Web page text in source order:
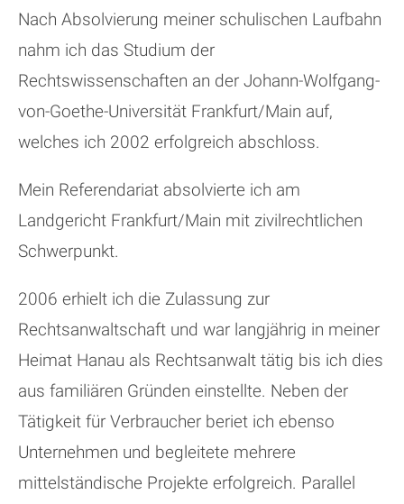
Nach Absolvierung meiner schulischen Laufbahn
nahm ich das Studium der
Rechtswissenschaften an der Johann-Wolfgang-
von-Goethe-Universität Frankfurt/Main auf,
welches ich 2002 erfolgreich abschloss.
Mein Referendariat absolvierte ich am
Landgericht Frankfurt/Main mit zivilrechtlichen
Schwerpunkt.
2006 erhielt ich die Zulassung zur
Rechtsanwaltschaft und war langjährig in meiner
Heimat Hanau als Rechtsanwalt tätig bis ich dies
aus familiären Gründen einstellte. Neben der
Tätigkeit für Verbraucher beriet ich ebenso
Unternehmen und begleitete mehrere
mittelständische Projekte erfolgreich. Parallel